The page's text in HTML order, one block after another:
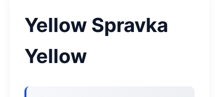
Yellow Spravka
Yellow